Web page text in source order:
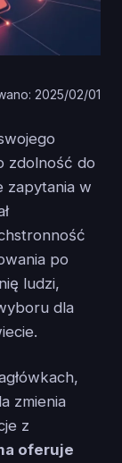
2025/02/01
zdolność do
zapytania w
po
ludzi,
dla
zmienia
z
oferuje